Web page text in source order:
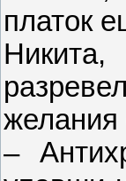
платок
желания
–